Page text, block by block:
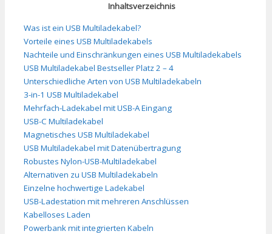
Inhaltsverzeichnis
Was ist ein USB Multiladekabel?
Vorteile eines USB Multiladekabels
Nachteile und Einschränkungen eines USB Multiladekabels
USB Multiladekabel Bestseller Platz 2 – 4
Unterschiedliche Arten von USB Multiladekabeln
3-in-1 USB Multiladekabel
Mehrfach-Ladekabel mit USB-A Eingang
USB-C Multiladekabel
Magnetisches USB Multiladekabel
USB Multiladekabel mit Datenübertragung
Robustes Nylon-USB-Multiladekabel
Alternativen zu USB Multiladekabeln
Einzelne hochwertige Ladekabel
USB-Ladestation mit mehreren Anschlüssen
Kabelloses Laden
Powerbank mit integrierten Kabeln